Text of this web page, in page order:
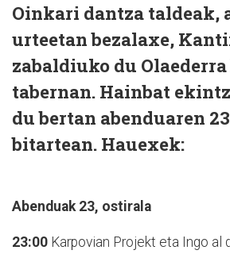
Oinkari dantza taldeak,
urteetan bezalaxe,
zabaldiuko du
tabernan. Hainbat
du bertan abenduaren
bitartean. Hauexek:
Abenduak 23, ostirala
23:00 Karpovian Projekt eta Ingo al